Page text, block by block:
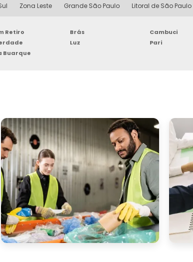
Zona Leste Grande São Paulo Litoral de São Paulo
Retiro Brás Cambuci
Luz Pari
Buarque